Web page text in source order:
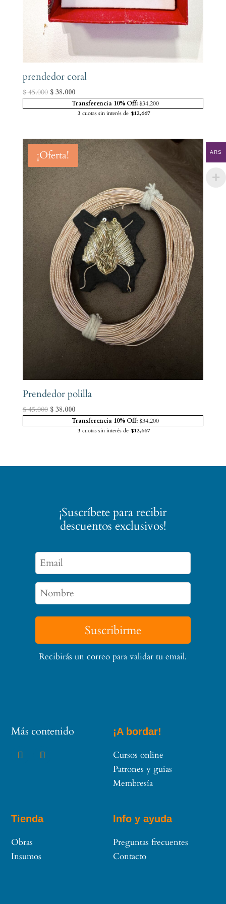
prendedor coral
$45.000 El
$ 45.000.
$38.000El
precio
actual
$ 38.000.
Transferencia 10% Off:$34,200
3 cuotas sin interés de $12,667
¡Oferta!
Prendedor polilla
$45.000 El
$38.000El
precio
actual
Transferencia 10% Off:$34,200
3 cuotas sin interés de $12,667
¡Suscríbete para recibir
descuentos exclusivos!
Suscribirme
Recibirás un correo para validar tu email.
Más contenido ¡A bordar!
Cursos online
Patrones y guias
Membresía
Tienda
Obras
Insumos
Info y ayuda
Preguntas frecuentes
Contacto
ARS